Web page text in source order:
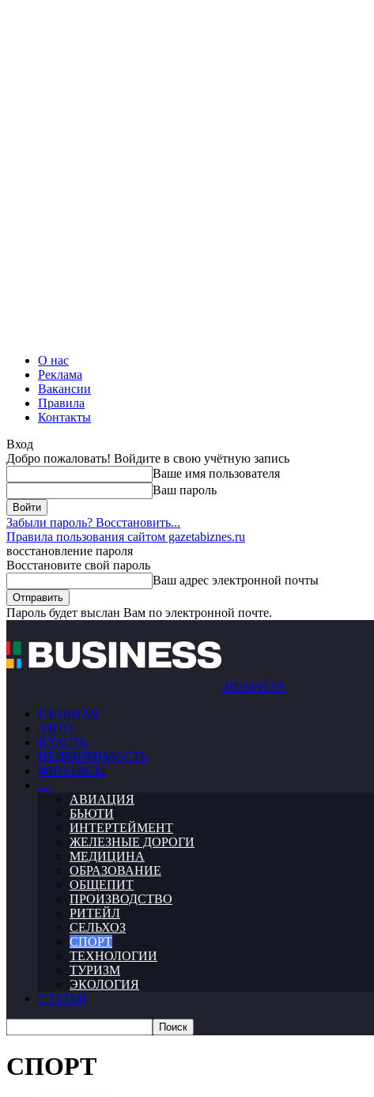
О нас
Реклама
Вакансии
Правила
Контакты
Вход
Добро пожаловать! Войдите в свою учётную запись
Ваше имя пользователя
Ваш пароль
Забыли пароль? Восстановить...
Правила пользования сайтом gazetabiznes.ru
восстановление пароля
Восстановите свой пароль
Ваш адрес электронной почты
Пароль будет выслан Вам по электронной почте.
BUSINESS
ГЛАВНАЯ
АВТО
ВЛАСТЬ
НЕДВИЖИМОСТЬ
ФИНАНСЫ
…
АВИАЦИЯ
БЬЮТИ
ИНТЕРТЕЙМЕНТ
ЖЕЛЕЗНЫЕ ДОРОГИ
МЕДИЦИНА
ОБРАЗОВАНИЕ
ОБЩЕПИТ
ПРОИЗВОДСТВО
РИТЕЙЛ
СЕЛЬХОЗ
СПОРТ
ТЕХНОЛОГИИ
ТУРИЗМ
ЭКОЛОГИЯ
СТАТЬИ
СПОРТ